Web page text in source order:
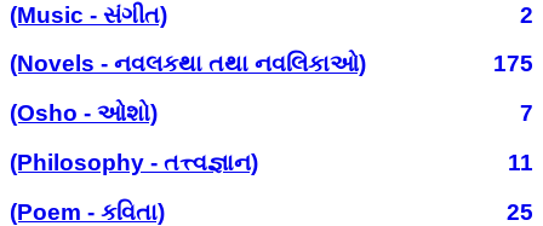
(Music - સંગીત)
2
(Novels - નવલકથા તથા નવલિકાઓ)
175
(Osho - ઓશો)
7
(Philosophy - તત્ત્વજ્ઞાન)
11
(Poem - કવિતા)
25